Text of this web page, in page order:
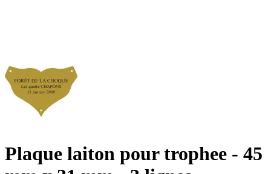
Plaque laiton pour trophee - 45